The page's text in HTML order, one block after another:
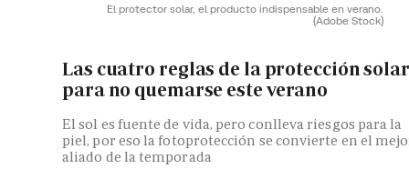
El protector solar, el producto indispensable en verano.
(Adobe Stock)
Las cuatro reglas de la protección solar
para no quemarse este verano
El sol es fuente de vida, pero conlleva riesgos para la
piel, por eso la fotoprotección se convierte en el
aliado de la temporada